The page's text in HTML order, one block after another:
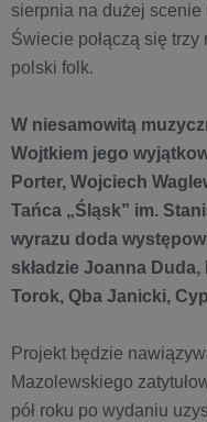
sierpnia na dużej
Świecie połączą się
polski folk.
W niesamowitą
Wojtkiem jego
Porter, Wojciech
Tańca „Śląsk” im.
wyrazu doda
składzie Joanna
Torok, Qba Janicki,
Projekt będzie
Mazolewskiego
pół roku po wydaniu